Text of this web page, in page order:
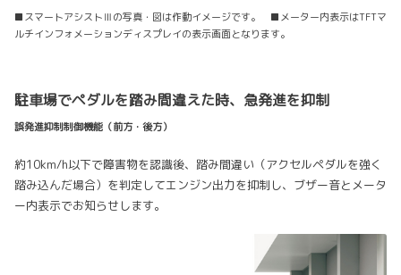
■スマートアシストⅢの写真・図は作動イメージです。 ■メーター内表示はTFTマ
ルチインフォメーションディスプレイの表示画面となります。
駐車場でペダルを踏み間違えた時、急発進を抑制
誤発進抑制制御機能（前方・後方）
約10km/h以下で障害物を認識後、踏み間違い（アクセルペダルを強く
踏み込んだ場合）を判定してエンジン出力を抑制し、ブザー音とメータ
ー内表示でお知らせします。